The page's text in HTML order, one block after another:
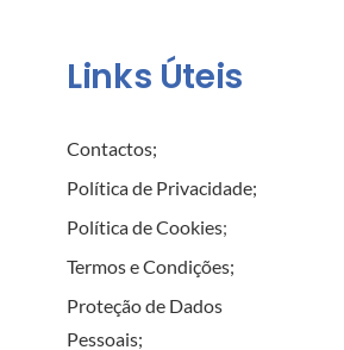
Links Úteis
Contactos;
Política de Privacidade;
Política de Cookies;
Termos e Condições;
Proteção de Dados
Pessoais;